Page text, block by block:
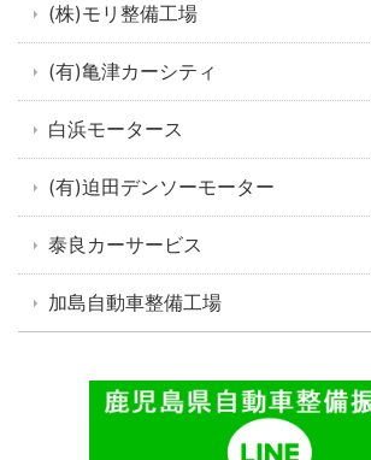
(株)モリ整備工場
(有)亀津カーシティ
白浜モータース
(有)迫田デンソーモーター
泰良カーサービス
加島自動車整備工場